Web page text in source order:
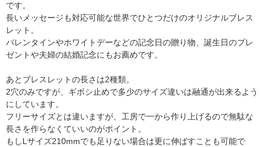
です。
長いメッセージも対応可能な世界でひとつだけのオリジナルブレス
レット。
バレンタインやホワイトデーなどの記念日の贈り物、誕生日のプレ
ゼントや夫婦の結婚記念にもお薦めです。
あとブレスレットの長さは2種類。
2穴のみですが、ギボシ止めで多少のサイズ違いは融通が出来るよう
にしています。
フリーサイズとは違いますが、工房で一から作り上げるので無駄な
長さを作らなくていいのがポイント。
もしLサイズ210mmでも足りない場合は更に伸ばすことも可能で